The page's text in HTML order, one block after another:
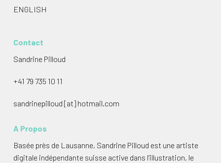
ENGLISH
Contact
Sandrine Pilloud
+41 79 735 10 11
sandrinepilloud [at] hotmail.com
A Propos
Basée près de Lausanne, Sandrine Pilloud est une artiste
digitale indépendante suisse active dans l’illustration, le